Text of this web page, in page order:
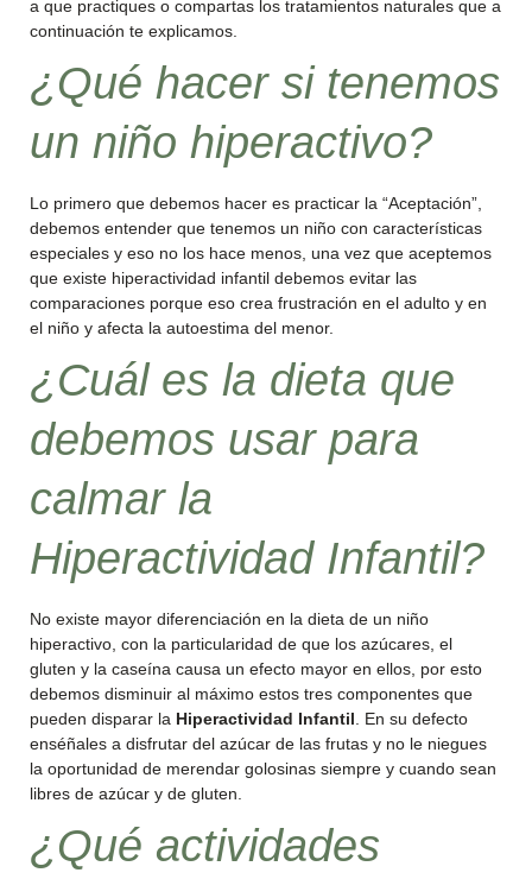
a que practiques o compartas los tratamientos naturales que a
continuación te explicamos.
¿Qué hacer si tenemos
un niño hiperactivo?
Lo primero que debemos hacer es practicar la “Aceptación”,
debemos entender que tenemos un niño con características
especiales y eso no los hace menos, una vez que aceptemos
que existe hiperactividad infantil debemos evitar las
comparaciones porque eso crea frustración en el adulto y en
el niño y afecta la autoestima del menor.
¿Cuál es la dieta que
debemos usar para
calmar la
Hiperactividad Infantil?
No existe mayor diferenciación en la dieta de un niño
hiperactivo, con la particularidad de que los azúcares, el
gluten y la caseína causa un efecto mayor en ellos, por esto
debemos disminuir al máximo estos tres componentes que
pueden disparar la Hiperactividad Infantil . En su defecto
enséñales a disfrutar del azúcar de las frutas y no le niegues
la oportunidad de merendar golosinas siempre y cuando sean
libres de azúcar y de gluten.
¿Qué actividades